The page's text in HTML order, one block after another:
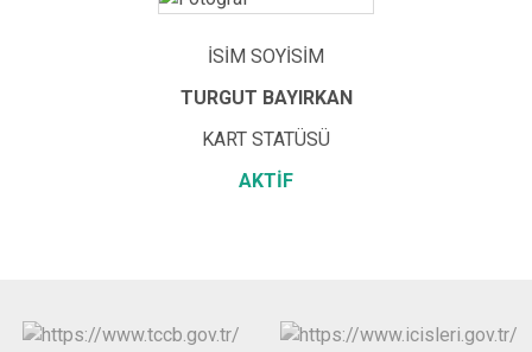
İSİM SOYİSİM
TURGUT BAYIRKAN
KART STATÜSÜ
AKTİF